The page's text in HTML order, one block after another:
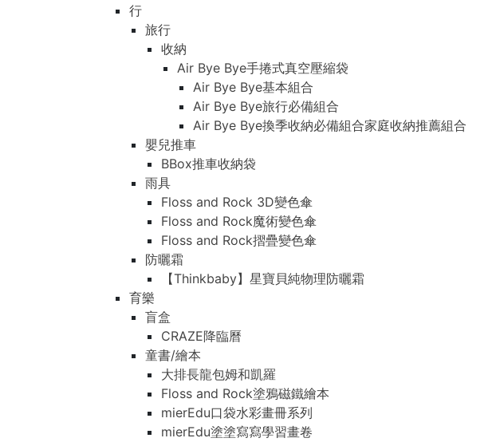
行
旅行
收納
Air Bye Bye手捲式真空壓縮袋
Air Bye Bye基本組合
Air Bye Bye旅行必備組合
Air Bye Bye換季收納必備組合家庭收納推薦組合
嬰兒推車
BBox推車收納袋
雨具
Floss and Rock 3D變色傘
Floss and Rock魔術變色傘
Floss and Rock摺疊變色傘
防曬霜
【Thinkbaby】星寶貝純物理防曬霜
育樂
盲盒
CRAZE降臨曆
童書/繪本
大排長龍包姆和凱羅
Floss and Rock塗鴉磁鐵繪本
mierEdu口袋水彩畫冊系列
mierEdu塗塗寫寫學習畫卷